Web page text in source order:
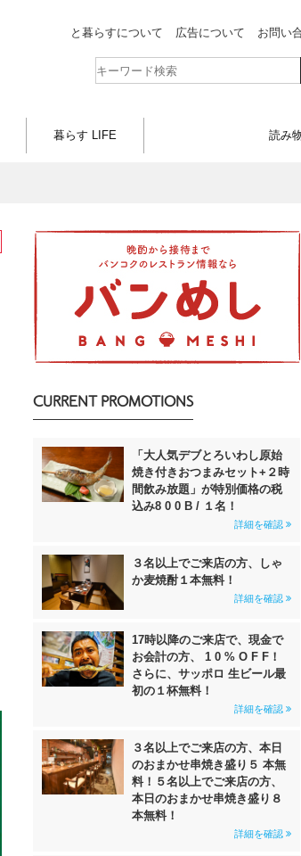
と暮らすについて 広告について お問い
暮らす LIFE 読み
CURRENT PROMOTIONS
「大人気デブとろいわし原始
焼き付きおつまみセット+２時
間飲み放題」が特別価格の税
込み8 0 0 B / １名！
詳細を確認
３名以上でご来店の方、しゃ
か麦焼酎１本無料！
詳細を確認
17時以降のご来店で、現金で
お会計の方、 1 0 % O F F！
さらに、サッポロ 生ビール最
初の１杯無料！
詳細を確認
３名以上でご来店の方、本日
のおまかせ串焼き盛り５ 本無
料！５名以上でご来店の方、
本日のおまかせ串焼き盛り８
本無料！
詳細を確認